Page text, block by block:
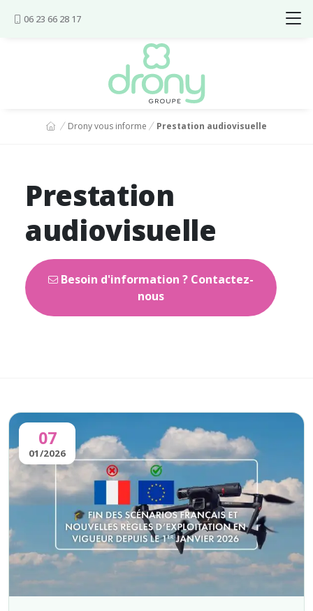
06 23 66 28 17
Vous êtes ici :Drony vous informe Prestation audiovisuelle
Prestation
audiovisuelle
Besoin d'information ? Contactez-
nous
07
01/2026